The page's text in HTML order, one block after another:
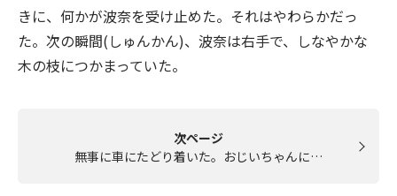
きに、何かが波奈を受け止めた。それはやわらかだっ
た。次の瞬間(しゅんかん)、波奈は右手で、しなやかな
木の枝につかまっていた。
次ページ
無事に車にたどり着いた。おじいちゃんに…